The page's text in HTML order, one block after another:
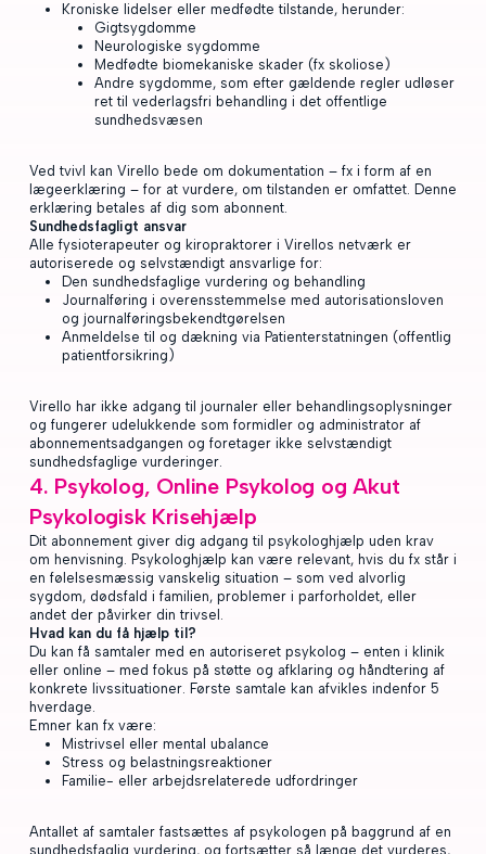
Kroniske lidelser eller medfødte tilstande, herunder:
Gigtsygdomme
Neurologiske sygdomme
Medfødte biomekaniske skader (fx skoliose)
Andre sygdomme, som efter gældende regler udløser
ret til vederlagsfri behandling i det offentlige
sundhedsvæsen
Ved tvivl kan Virello bede om dokumentation – fx i form af en
lægeerklæring – for at vurdere, om tilstanden er omfattet. Denne
erklæring betales af dig som abonnent.
Sundhedsfagligt ansvar
Alle fysioterapeuter og kiropraktorer i Virellos netværk er
autoriserede og selvstændigt ansvarlige for:
Den sundhedsfaglige vurdering og behandling
Journalføring i overensstemmelse med autorisationsloven
og journalføringsbekendtgørelsen
Anmeldelse til og dækning via Patienterstatningen (offentlig
patientforsikring)
Virello har ikke adgang til journaler eller behandlingsoplysninger
og fungerer udelukkende som formidler og administrator af
abonnementsadgangen og foretager ikke selvstændigt
sundhedsfaglige vurderinger.
4. Psykolog, Online Psykolog og Akut
Psykologisk Krisehjælp
Dit abonnement giver dig adgang til psykologhjælp uden krav
om henvisning. Psykologhjælp kan være relevant, hvis du fx står i
en følelsesmæssig vanskelig situation – som ved alvorlig
sygdom, dødsfald i familien, problemer i parforholdet, eller
andet der påvirker din trivsel.
Hvad kan du få hjælp til?
Du kan få samtaler med en autoriseret psykolog – enten i klinik
eller online – med fokus på støtte og afklaring og håndtering af
konkrete livssituationer. Første samtale kan afvikles indenfor 5
hverdage.
Emner kan fx være:
Mistrivsel eller mental ubalance
Stress og belastningsreaktioner
Familie- eller arbejdsrelaterede udfordringer
Antallet af samtaler fastsættes af psykologen på baggrund af en
sundhedsfaglig vurdering, og fortsætter så længe det vurderes,